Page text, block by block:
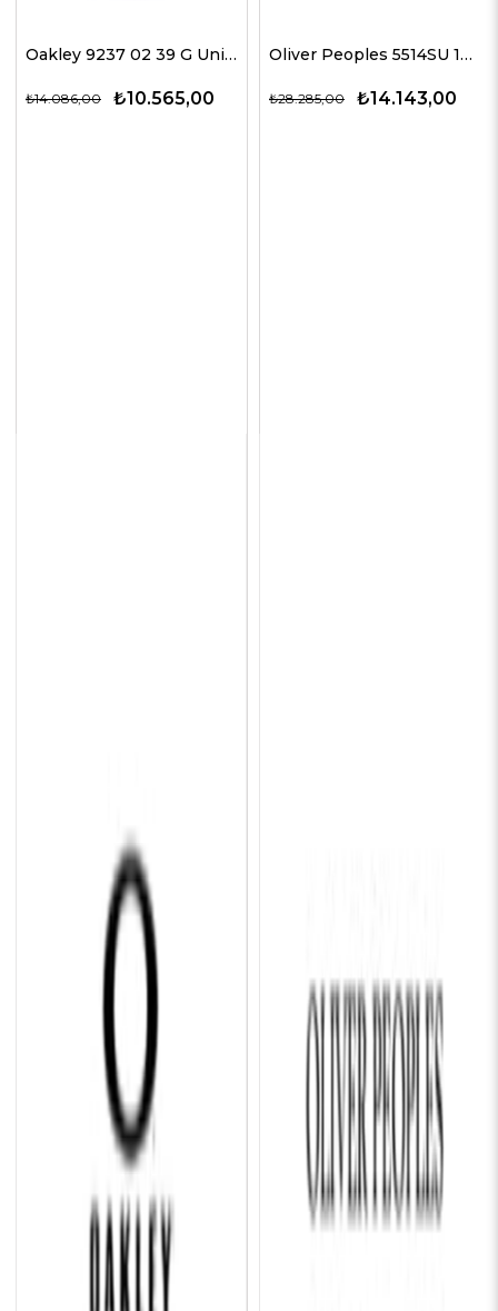
Oakley 9237 02 39 G Unisex Güneş Gözlükleri
₺10.565,00
₺14.086,00
Oliver Peoples 5514SU 1678C5 51 G Unisex Güneş Gözlükleri
₺14.143,00
₺28.285,00